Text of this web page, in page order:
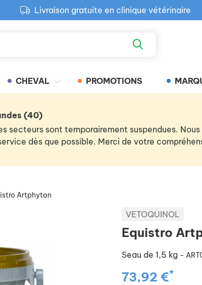
Livraison gratuite en clinique vétérinaire
Retour produit gratuit en clinique
CHEVAL PROMOTIONS
(40)
secteurs sont temporairement suspendues.
dès que possible. Merci de votre
Artphyton
VETOQUINOL
Equistro
Seau de 1,5 kg -
73,92 €*